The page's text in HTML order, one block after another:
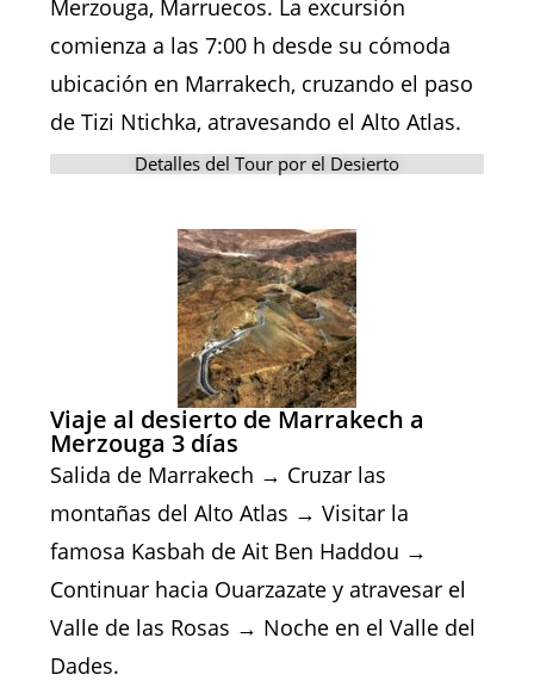
Merzouga, Marruecos. La excursión
comienza a las 7:00 h desde su cómoda
ubicación en Marrakech, cruzando el paso
de Tizi Ntichka, atravesando el Alto Atlas.
Detalles del Tour por el Desierto
Viaje al desierto de Marrakech a
Merzouga 3 días
Salida de Marrakech → Cruzar las
montañas del Alto Atlas → Visitar la
famosa Kasbah de Ait Ben Haddou →
Continuar hacia Ouarzazate y atravesar el
Valle de las Rosas → Noche en el Valle del
Dades.